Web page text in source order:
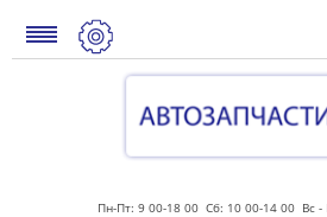
Пн-Пт: 9 00-18 00 Сб: 10 00-14 00 Вс -